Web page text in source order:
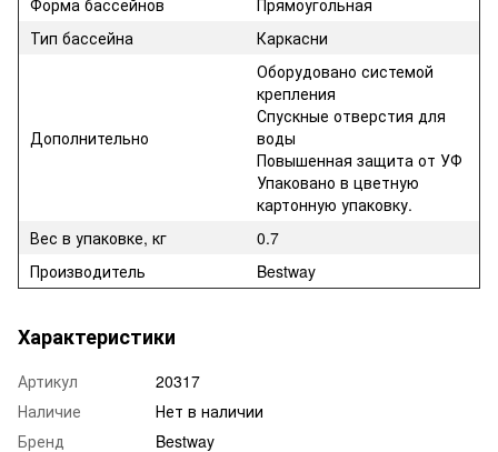
Форма бассейнов
Прямоугольная
Тип бассейна
Каркасни
Дополнительно
Оборудовано системой
крепления
Спускные отверстия для
воды
Повышенная защита от УФ
Упаковано в цветную
картонную упаковку.
Вес в упаковке, кг
0.7
Производитель
Bestway
Характеристики
Артикул
20317
Наличие
Нет в наличии
Бренд
Bestway